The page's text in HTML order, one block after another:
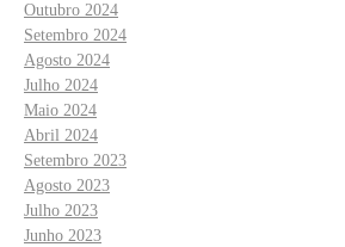
Outubro 2024
Setembro 2024
Agosto 2024
Julho 2024
Maio 2024
Abril 2024
Setembro 2023
Agosto 2023
Julho 2023
Junho 2023